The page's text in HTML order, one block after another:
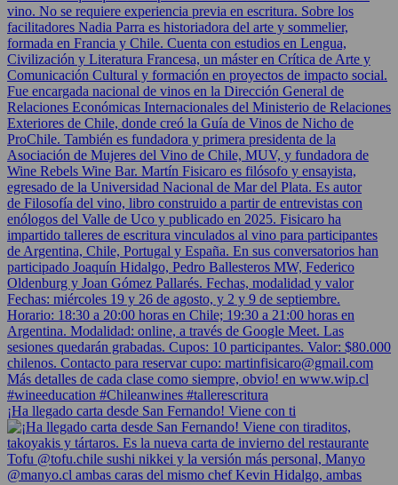
¡Ha llegado carta desde San Fernando! Viene con ti